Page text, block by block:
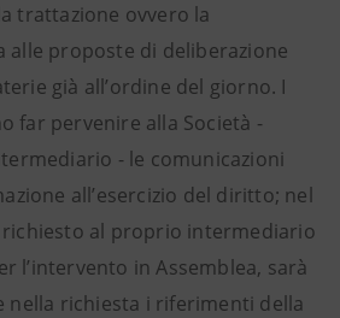
trattazione ovvero la
alle proposte di deliberazione
già all’ordine del giorno. I
far pervenire alla Società -
- le comunicazioni
all’esercizio del diritto; nel
richiesto al proprio intermediario
l’intervento in Assemblea, sarà
richiesta i riferimenti della